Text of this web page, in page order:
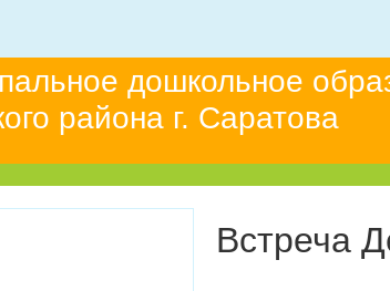
дошкольное
района г. Саратова
Встреча